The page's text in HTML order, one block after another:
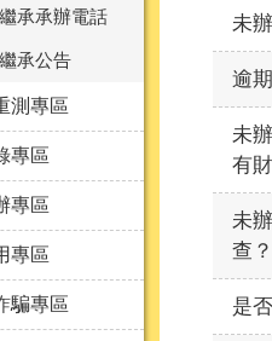
承承辦電話
承公告
測專區
專區
專區
專區
騙專區
未
逾
未
有
未
查？
是